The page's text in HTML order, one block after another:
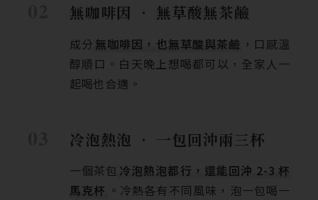
無咖啡因 ‧ 無草酸無茶鹼
成分 無咖啡因，也無草酸與茶鹼 ，口感溫
醇順口。白天晚上想喝都可以，全家人一
起喝也合適。
冷泡熱泡 ‧ 一包回沖兩三杯
一個茶包 冷泡熱泡都行，還能回沖 2-3 杯
馬克杯 。冷熱各有不同風味，泡一包喝一